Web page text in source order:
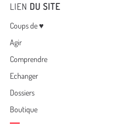
LIEN DU SITE
Menu
Coups de ♥
Agir
Comprendre
Echanger
Dossiers
Boutique